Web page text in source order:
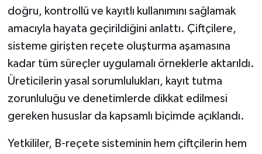
doğru, kontrollü ve kayıtlı kullanımını sağlamak
amacıyla hayata geçirildiğini anlattı. Çiftçilere,
sisteme girişten reçete oluşturma aşamasına
kadar tüm süreçler uygulamalı örneklerle aktarıldı.
Üreticilerin yasal sorumlulukları, kayıt tutma
zorunluluğu ve denetimlerde dikkat edilmesi
gereken hususlar da kapsamlı biçimde açıklandı.
Yetkililer, B-reçete sisteminin hem çiftçilerin hem